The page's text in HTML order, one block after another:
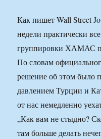
Как пишет Wall Street
недели практически
группировки ХАМАС
По словам
решение об этом было
давлением Турции и
от нас немедленно
„Как вам не стыдно?
там больше делать